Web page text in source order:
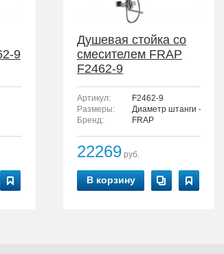
9
Душевая стойка со
смесителем FRAP
F2462-9
Артикул:
F2462-9
Размеры:
Диаметр штанги - 24 мм.
Бренд:
FRAP
22269 руб.
В корзину